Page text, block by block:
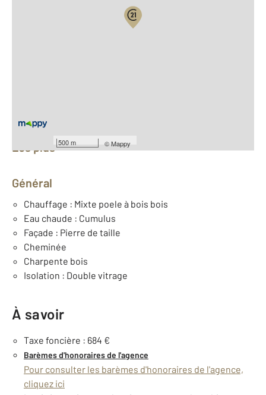
500 m ©Mappy
Équipements
Les plus
Général
Chauffage : Mixte poele à bois bois
Eau chaude : Cumulus
Façade : Pierre de taille
Cheminée
Charpente bois
Isolation : Double vitrage
À savoir
Taxe foncière : 684 €
Barèmes d'honoraires de l'agence
Pour consulter les barèmes d'honoraires de l'agence,
cliquez ici